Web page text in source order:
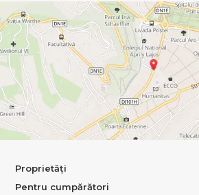
Proprietăți
Pentru cumpărători